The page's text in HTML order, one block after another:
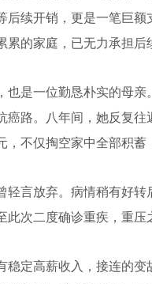
后续开销，更是一笔巨
的家庭，已无力承担后
一位勤恳朴实的母亲
癌路。八年间，她反复
不仅掏空家中全部积
言放弃。病情稍有好转
次二度确诊重疾，重压
定高薪收入，接连的变